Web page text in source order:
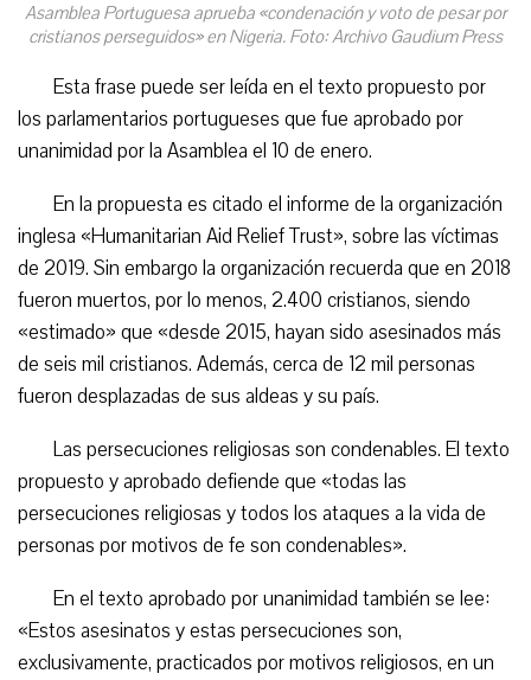
Asamblea Portuguesa aprueba «condenación y voto de pesar por
cristianos perseguidos» en Nigeria. Foto: Archivo Gaudium Press
Esta frase puede ser leída en el texto propuesto por
los parlamentarios portugueses que fue aprobado por
unanimidad por la Asamblea el 10 de enero.
En la propuesta es citado el informe de la organización
inglesa «Humanitarian Aid Relief Trust», sobre las víctimas
de 2019. Sin embargo la organización recuerda que en 2018
fueron muertos, por lo menos, 2.400 cristianos, siendo
«estimado» que «desde 2015, hayan sido asesinados más
de seis mil cristianos. Además, cerca de 12 mil personas
fueron desplazadas de sus aldeas y su país.
Las persecuciones religiosas son condenables. El texto
propuesto y aprobado defiende que «todas las
persecuciones religiosas y todos los ataques a la vida de
personas por motivos de fe son condenables».
En el texto aprobado por unanimidad también se lee:
«Estos asesinatos y estas persecuciones son,
exclusivamente, practicados por motivos religiosos, en un